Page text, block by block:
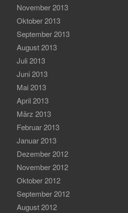
November 2013
Oktober 2013
September 2013
August 2013
Juli 2013
Juni 2013
Mai 2013
April 2013
März 2013
Februar 2013
Januar 2013
Dezember 2012
November 2012
Oktober 2012
September 2012
August 2012